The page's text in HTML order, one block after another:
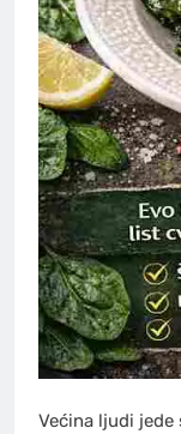
Većina ljudi